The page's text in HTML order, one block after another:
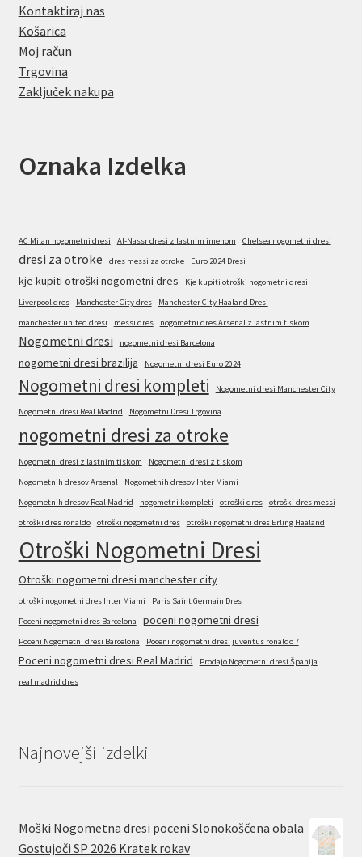
Kontaktiraj nas
Košarica
Moj račun
Trgovina
Zaključek nakupa
Oznaka Izdelka
AC Milan nogometni dresi Al-Nassr dresi z lastnim imenom Chelsea nogometni dresi
dresi za otroke dres messi za otroke Euro 2024 Dresi
kje kupiti otroški nogometni dres
Kje kupiti otroški nogometni dresi
Liverpool dres
Manchester City dres
Manchester City Haaland Dresi
manchester united dresi
messi dres nogometni dres Arsenal z lastnim tiskom
Nogometni dresi nogometni dresi Barcelona
nogometni dresi brazilija Nogometni dresi Euro 2024
Nogometni dresi kompleti Nogometni dresi Manchester City
Nogometni dresi Real Madrid Nogometni Dresi Trgovina
nogometni dresi za otroke
Nogometni dresi z lastnim tiskom
Nogometni dresi z tiskom
Nogometnih dresov Arsenal
Nogometnih dresov Inter Miami
Nogometnih dresov Real Madrid
nogometni kompleti otroški dres
otroški dres messi
otroški dres ronaldo
otroški nogometni dres otroški nogometni dres Erling Haaland
Otroški Nogometni Dresi
Otroški nogometni dresi manchester city
otroški nogometni dres Inter Miami
Paris Saint Germain Dres
Poceni nogometni dres Barcelona
poceni nogometni dresi
Poceni Nogometni dresi Barcelona Poceni nogometni dresi juventus ronaldo 7
Poceni nogometni dresi Real Madrid
Prodajo Nogometni dresi Španija
real madrid dres
Najnovejši izdelki
Moški Nogometna dresi poceni Slonokoščena obala
Gostujoči SP 2026 Kratek rokav